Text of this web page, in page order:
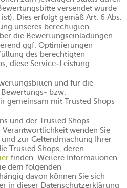
versendet wurde
Dies erfolgt gemäß Art. 6 Abs.
unseres berechtigten
die Bewertungseinladungen
ggf. Optimierungen
des berechtigten
diese Service-Leistung
und für die
bzw.
gemeinsam mit Trusted Shops
und der Trusted Shops
wenden Sie
zur Geltendmachung Ihrer
Trusted Shops, deren
finden. Weitere Informationen
dem folgenden
davon können Sie sich
in dieser Datenschutzerklärung